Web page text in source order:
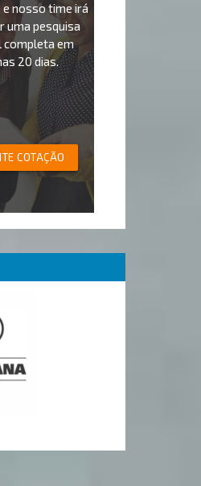
e nosso time irá
uma pesquisa
completa em
20 dias.
COTAÇÃO